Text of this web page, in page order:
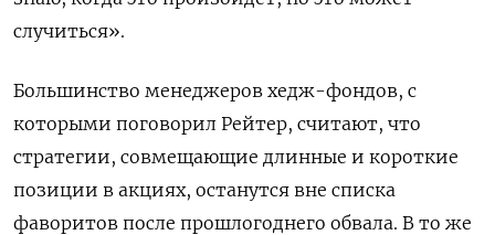
случиться».
Большинство менеджеров хедж-фондов, с
которыми поговорил Рейтер, считают, что
стратегии, совмещающие длинные и короткие
позиции в акциях, останутся вне списка
фаворитов после прошлогоднего обвала. В то же